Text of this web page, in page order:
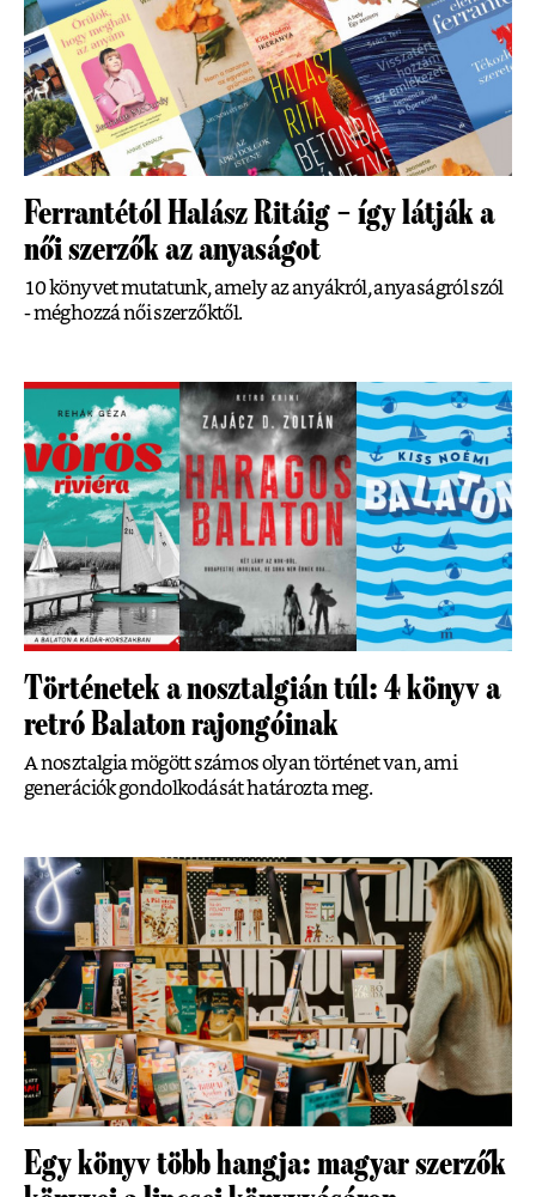
Ferrantétól Halász Ritáig – így látják a
női szerzők az anyaságot
10 könyvet mutatunk, amely az anyákról, anyaságról szól
- méghozzá női szerzőktől.
Történetek a nosztalgián túl: 4 könyv a
retró Balaton rajongóinak
A nosztalgia mögött számos olyan történet van, ami
generációk gondolkodását határozta meg.
Egy könyv több hangja: magyar szerzők